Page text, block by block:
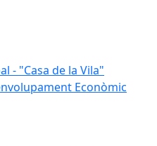
- "Casa de la Vila"
Econòmic